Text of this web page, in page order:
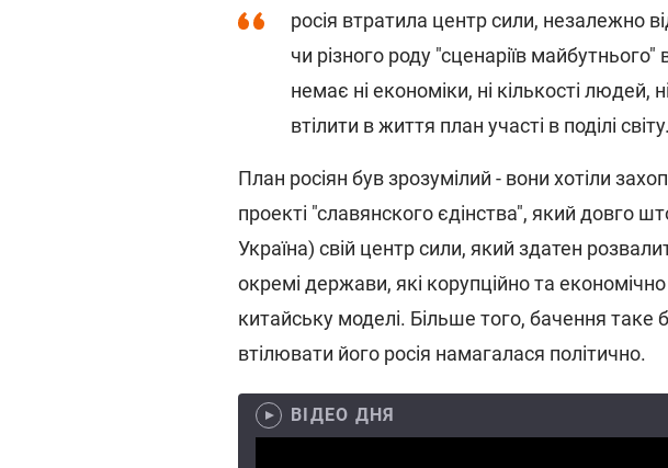
росія втратила центр сили, незалежно
чи різного роду "сценаріїв
немає ні економіки, ні кількості людей,
втілити в життя план участі в поділі світу.
План росіян був зрозумілий - вони хотіли
проекті "славянского єдінства", який довго
Україна) свій центр сили, який здатен
окремі держави, які корупційно та
китайську моделі. Більше того, бачення таке
втілювати його росія намагалася політично.
ВІДЕО ДНЯ